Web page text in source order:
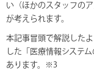
い（ほかのスタッフの
が考えられます。
本記事冒頭で解説した
した「医療情報システ
あります。※3